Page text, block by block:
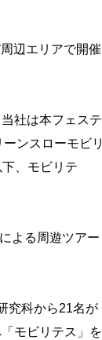
辺エリアで開催
社は本フェステ
ンスローモビリ
、モビリテ
よる周遊ツアー
究科から21名が
モビリテス」を